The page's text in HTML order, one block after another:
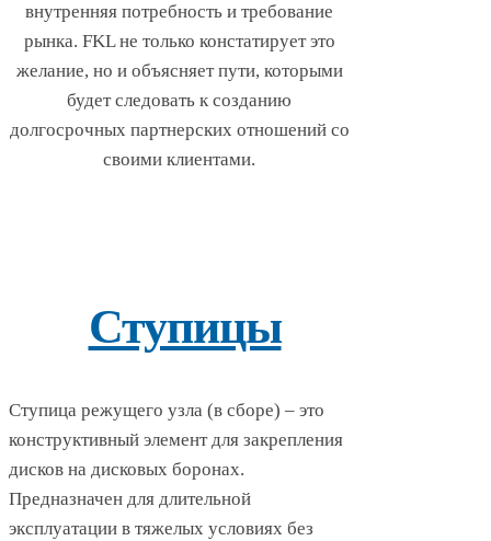
внутренняя потребность и требование
рынка. FKL не только констатирует это
желание, но и объясняет пути, которыми
будет следовать к созданию
долгосрочных партнерских отношений со
своими клиентами.
Ступицы
Ступица режущего узла (в сборе) – это
конструктивный элемент для закрепления
дисков на дисковых боронах.
Предназначен для длительной
эксплуатации в тяжелых условиях без